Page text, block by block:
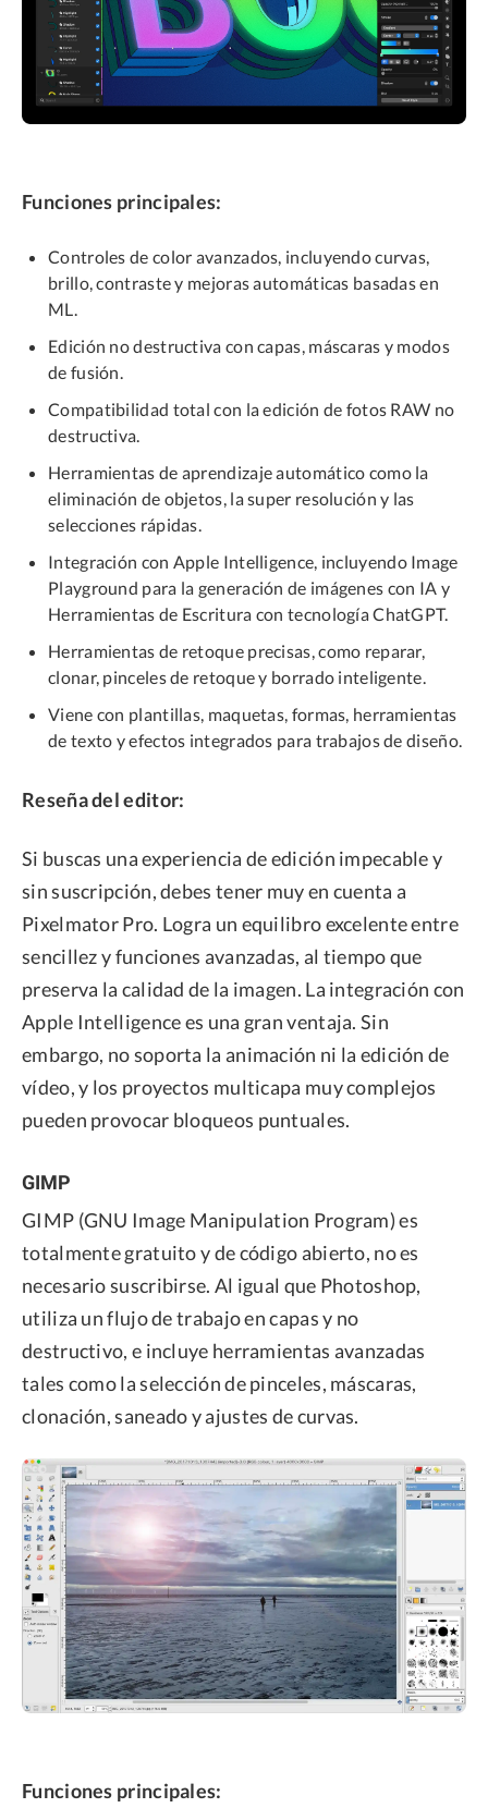
Funciones principales:
Controles de color avanzados, incluyendo curvas,
brillo, contraste y mejoras automáticas basadas en
ML.
Edición no destructiva con capas, máscaras y modos
de fusión.
Compatibilidad total con la edición de fotos RAW no
destructiva.
Herramientas de aprendizaje automático como la
eliminación de objetos, la super resolución y las
selecciones rápidas.
Integración con Apple Intelligence, incluyendo Image
Playground para la generación de imágenes con IA y
Herramientas de Escritura con tecnología ChatGPT.
Herramientas de retoque precisas, como reparar,
clonar, pinceles de retoque y borrado inteligente.
Viene con plantillas, maquetas, formas, herramientas
de texto y efectos integrados para trabajos de diseño.
Reseña del editor:
Si buscas una experiencia de edición impecable y
sin suscripción, debes tener muy en cuenta a
Pixelmator Pro. Logra un equilibro excelente entre
sencillez y funciones avanzadas, al tiempo que
preserva la calidad de la imagen. La integración con
Apple Intelligence es una gran ventaja. Sin
embargo, no soporta la animación ni la edición de
vídeo, y los proyectos multicapa muy complejos
pueden provocar bloqueos puntuales.
GIMP
GIMP (GNU Image Manipulation Program) es
totalmente gratuito y de código abierto, no es
necesario suscribirse. Al igual que Photoshop,
utiliza un flujo de trabajo en capas y no
destructivo, e incluye herramientas avanzadas
tales como la selección de pinceles, máscaras,
clonación, saneado y ajustes de curvas.
Funciones principales: